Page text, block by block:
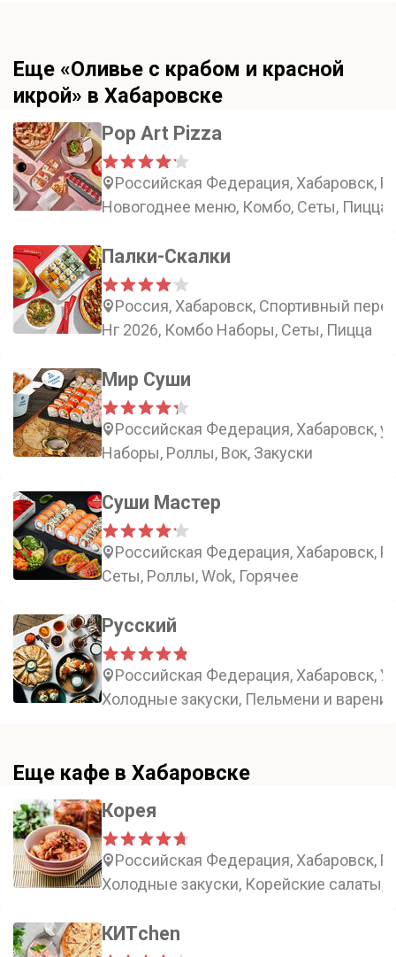
Еще «Оливье с крабом и красной
икрой» в Хабаровске
Pop Art Pizza
Российская Федерация, Хабаровск,
Новогоднее меню, Комбо, Сеты, Пицца
Палки-Скалки
Россия, Хабаровск, Спортивный
Нг 2026, Комбо Наборы, Сеты, Пицца
Мир Суши
Российская Федерация, Хабаровск,
Наборы, Роллы, Вок, Закуски
Суши Мастер
Российская Федерация, Хабаровск,
Сеты, Роллы, Wok, Горячее
Русский
Российская Федерация, Хабаровск,
Холодные закуски, Пельмени и
Еще кафе в Хабаровске
Корея
Российская Федерация, Хабаровск,
Холодные закуски, Корейские
КИТchen